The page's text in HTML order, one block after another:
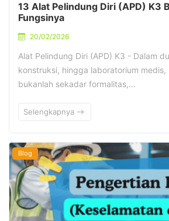
13 Alat Pelindung Diri (APD) K3
Fungsinya
20/02/2026
Alat Pelindung Diri (APD) K3 - Dalam
konstruksi, hingga laboratorium medis,
bukanlah sekadar formalitas,…
Selengkapnya
Blog